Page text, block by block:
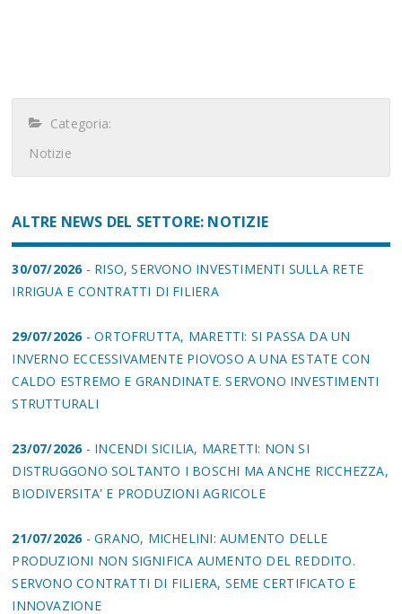
Categoria:
Notizie
ALTRE NEWS DEL SETTORE: NOTIZIE
30/07/2026- RISO, SERVONO INVESTIMENTI SULLA RETE
IRRIGUA E CONTRATTI DI FILIERA
29/07/2026- ORTOFRUTTA, MARETTI: SI PASSA DA UN
INVERNO ECCESSIVAMENTE PIOVOSO A UNA ESTATE CON
CALDO ESTREMO E GRANDINATE. SERVONO INVESTIMENTI
STRUTTURALI
23/07/2026- INCENDI SICILIA, MARETTI: NON SI
DISTRUGGONO SOLTANTO I BOSCHI MA ANCHE RICCHEZZA,
BIODIVERSITA' E PRODUZIONI AGRICOLE
21/07/2026- GRANO, MICHELINI: AUMENTO DELLE
PRODUZIONI NON SIGNIFICA AUMENTO DEL REDDITO.
SERVONO CONTRATTI DI FILIERA, SEME CERTIFICATO E
INNOVAZIONE